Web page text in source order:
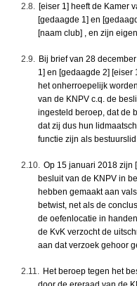
2.8. [eiser 1] heeft de Kamer
[gedaagde 1] en
[naam club] , en zijn
2.9. Bij brief van 28
1] en [gedaagde 2] [eiser
het onherroepelijk
van de KNPV c.q. de
ingesteld beroep, dat de
dat zij dus hun
functie zijn als
2.10. Op 15 januari 2018 zijn
besluit van de KNPV in
hebben gemaakt aan
betwist, net als de
de oefenlocatie in
de KvK verzocht de
aan dat verzoek gehoor
2.11. Het beroep tegen het